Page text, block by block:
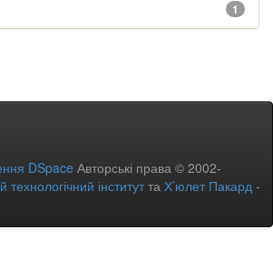
1
DSpace Авторські права © 2002-
технологічний інститутта Х’юлет Пакард -